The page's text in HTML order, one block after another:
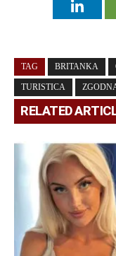
TAG BRITANKA
TURISTICA
RELATED